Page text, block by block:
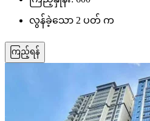
လွန်ခဲ့သော 2 ပတ် က
ကြည့်ရန်